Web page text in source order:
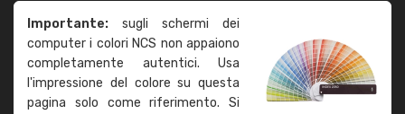
Importante: sugli schermi dei
computer i colori NCS non appaiono
completamente autentici. Usa
l'impressione del colore su questa
pagina solo come riferimento. Si